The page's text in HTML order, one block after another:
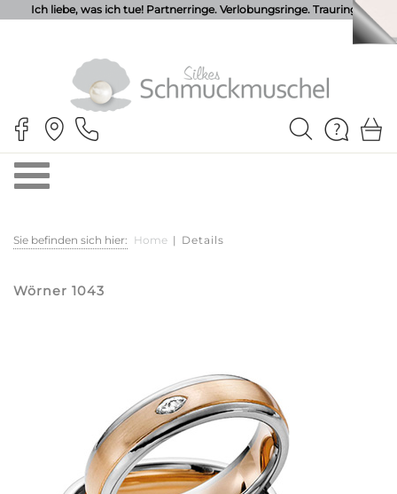
Ich liebe, was ich tue! Partnerringe. Verlobungsringe. Trauringe.
Sie befinden sich hier: Home | Details
Wörner 1043